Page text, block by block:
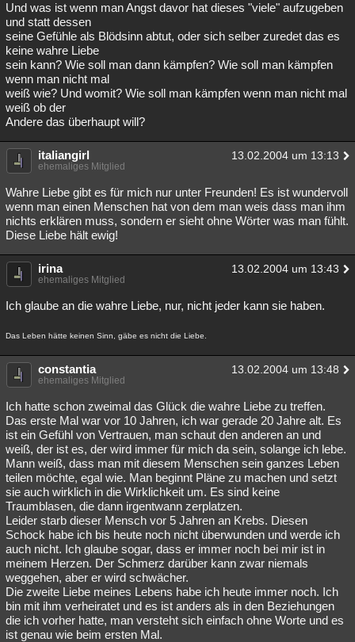
Und was ist wenn man Angst davor hat dieses "viele" aufzugeben
und statt dessen
seine Gefühle als Blödsinn abtut, oder sich selber zuredet das es
keine wahre Liebe
sein kann? Wie soll man dann kämpfen? Wie soll man kämpfen
wenn man nicht mal
weiß wie? Und womit? Wie soll man kämpfen wenn man nicht mal
weiß ob der
Andere das überhaupt will?
italiangirl 13.02.2004 um 13:13
ehemaliges Mitglied
Wahre Liebe gibt es für mich nur unter Freunden! Es ist wundervoll
wenn man einen Menschen hat von dem man weis dass man ihm
nichts erklären muss, sondern er sieht ohne Wörter was man fühlt.
Diese Liebe hält ewig!
irina 13.02.2004 um 13:43
ehemaliges Mitglied
Ich glaube an die wahre Liebe, nur, nicht jeder kann sie haben.
Das Leben hätte keinen Sinn, gäbe es nicht die Liebe.
constantia 13.02.2004 um 13:48
ehemaliges Mitglied
Ich hatte schon zweimal das Glück die wahre Liebe zu treffen.
Das erste Mal war vor 10 Jahren, ich war gerade 20 Jahre alt. Es
ist ein Gefühl von Vertrauen, man schaut den anderen an und
weiß, der ist es, der wird immer für mich da sein, solange ich lebe.
Mann weiß, dass man mit diesem Menschen sein ganzes Leben
teilen möchte, egal wie. Man beginnt Pläne zu machen und setzt
sie auch wirklich in die Wirklichkeit um. Es sind keine
Traumblasen, die dann irgentwann zerplatzen.
Leider starb dieser Mensch vor 5 Jahren an Krebs. Diesen
Schock habe ich bis heute noch nicht überwunden und werde ich
auch nicht. Ich glaube sogar, dass er immer noch bei mir ist in
meinem Herzen. Der Schmerz darüber kann zwar niemals
weggehen, aber er wird schwächer.
Die zweite Liebe meines Lebens habe ich heute immer noch. Ich
bin mit ihm verheiratet und es ist anders als in den Beziehungen
die ich vorher hatte, man versteht sich einfach ohne Worte und es
ist genau wie beim ersten Mal.